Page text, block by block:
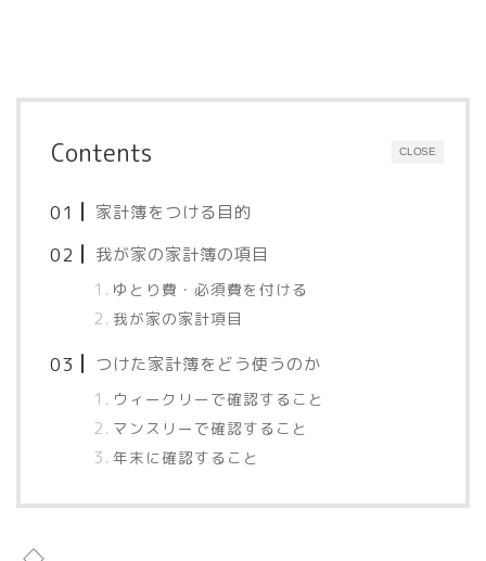
CLOSE
Contents
家計簿をつける目的
我が家の家計簿の項目
ゆとり費・必須費を付ける
我が家の家計項目
つけた家計簿をどう使うのか
ウィークリーで確認すること
マンスリーで確認すること
年末に確認すること